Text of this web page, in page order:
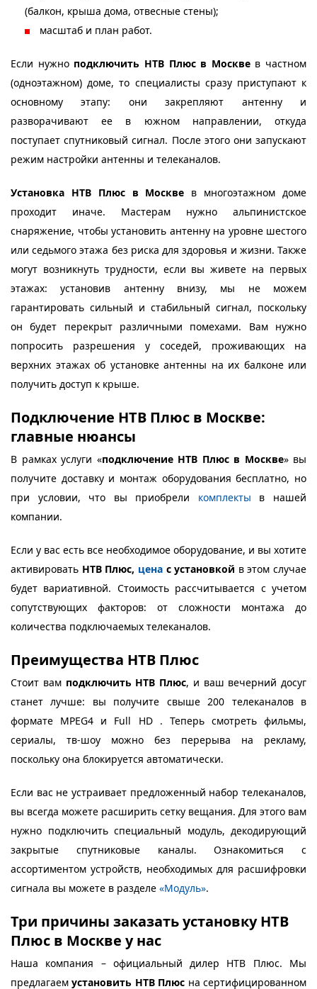
(балкон, крыша дома, отвесные стены);
масштаб и план работ.
Если нужно подключить НТВ Плюс в Москвев частном
(одноэтажном) доме, то специалисты сразу приступают к
основному этапу: они закрепляют антенну и
разворачивают ее в южном направлении, откуда
поступает спутниковый сигнал. После этого они запускают
режим настройки антенны и телеканалов.
Установка НТВ Плюс в Москве в многоэтажном доме
проходит иначе. Мастерам нужно альпинистское
снаряжение, чтобы установить антенну на уровне шестого
или седьмого этажа без риска для здоровья и жизни. Также
могут возникнуть трудности, если вы живете на первых
этажах: установив антенну внизу, мы не можем
гарантировать сильный и стабильный сигнал, поскольку
он будет перекрыт различными помехами. Вам нужно
попросить разрешения у соседей, проживающих на
верхних этажах об установке антенны на их балконе или
получить доступ к крыше.
Подключение НТВ Плюс в Москве:
главные нюансы
В рамках услуги «подключение НТВ Плюс в Москве» вы
получите доставку и монтаж оборудования бесплатно, но
при условии, что вы приобрели комплекты в нашей
компании.
Если у вас есть все необходимое оборудование, и вы хотите
активировать НТВ Плюс, ценас установкой в этом случае
будет вариативной. Стоимость рассчитывается с учетом
сопутствующих факторов: от сложности монтажа до
количества подключаемых телеканалов.
Преимущества НТВ Плюс
Стоит вам подключить НТВ Плюс, и ваш вечерний досуг
станет лучше: вы получите свыше 200 телеканалов в
формате MPEG4 и Full HD . Теперь смотреть фильмы,
сериалы, тв-шоу можно без перерыва на рекламу,
поскольку она блокируется автоматически.
Если вас не устраивает предложенный набор телеканалов,
вы всегда можете расширить сетку вещания. Для этого вам
нужно подключить специальный модуль, декодирующий
закрытые спутниковые каналы. Ознакомиться с
ассортиментом устройств, необходимых для расшифровки
сигнала вы можете в разделе «Модуль».
Три причины заказать установку НТВ
Плюс в Москве у нас
Наша компания – официальный дилер НТВ Плюс. Мы
предлагаемустановить НТВ Плюс на сертифицированном